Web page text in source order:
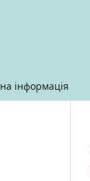
інформація